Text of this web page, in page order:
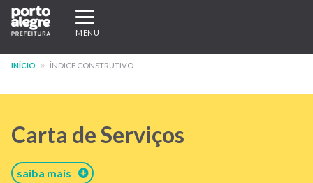
Pular
para
conteúdo
Expandir/recolher
navegação
MENU
INÍCIO ÍNDICE CONSTRUTIVO
Carta de Serviços
saiba mais